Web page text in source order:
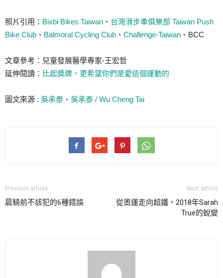
照片引用： Bixbi Bikes Taiwan 、 台灣滑步車俱樂部 Taiwan Push
Bike Club 、 Balmoral Cycling Club 、 Challenge-Taiwan 、BCC
文章參考：兒童發展醫學專家-王宏哲
延伸閱讀： 比起獎牌，更希望你們是愛這個運動的
圖文來源 : 吳承泰 、 吳承泰 / Wu Cheng Tai
Previous article
晨騎前不該犯的6種錯誤
Next article
從奧運走向超鐵，2018年Sarah
True的蛻變